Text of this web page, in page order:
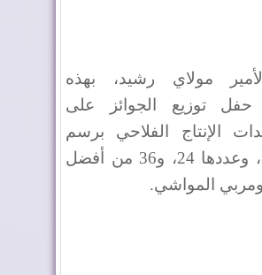
مولاي رشيد، بهذه
حفل توزيع الجوائز على
الإنتاج الفلاحي برسم
سنة 2023، وعددها 24، و36 من أفضل
المواشي.